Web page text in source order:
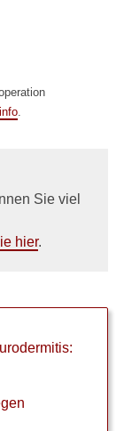
.
Sie viel
hier.